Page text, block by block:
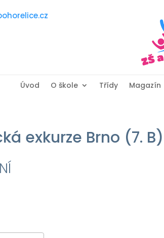
Úvod O škole Třídy Magazín
exkurze Brno (7. B)